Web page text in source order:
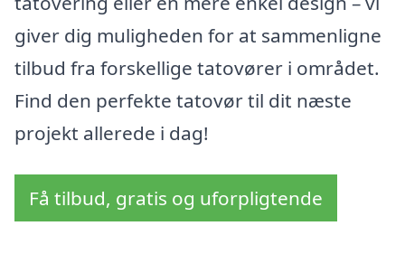
giver dig muligheden for at sammenligne
tilbud fra forskellige tatovører i området.
Find den perfekte tatovør til dit næste
projekt allerede i dag!
Få tilbud, gratis og uforpligtende